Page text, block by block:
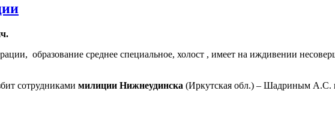
образование среднее специальное, холост , имеет на иждивении
сотрудниками милиции Нижнеудинска (Иркутская обл.) – Шадриным